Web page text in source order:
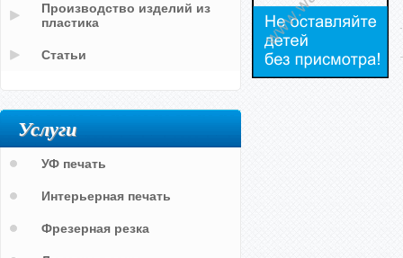
Производство изделий из
пластика
Статьи
Услуги
УФ печать
Интерьерная печать
Фрезерная резка